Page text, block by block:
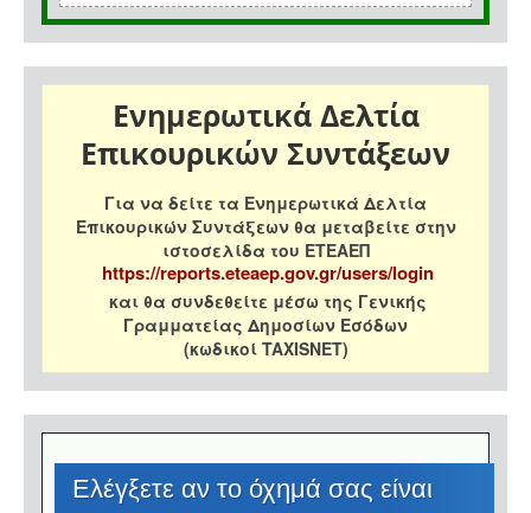
Ενημερωτικά Δελτία
Επικουρικών Συντάξεων
Για να δείτε τα Ενημερωτικά Δελτία
Επικουρικών Συντάξεων θα μεταβείτε στην
ιστοσελίδα του ΕΤΕΑΕΠ
https://reports.eteaep.gov.gr/users/login
και θα συνδεθείτε μέσω της Γενικής
Γραμματείας Δημοσίων Εσόδων
(κωδικοί TAXISNET)
Eλέγξετε αν το όχημά σας είναι